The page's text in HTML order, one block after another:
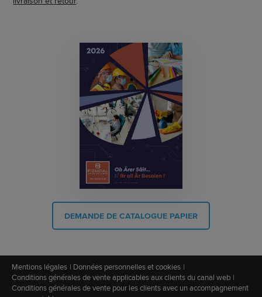
DEMANDE DE CATALOGUE PAPIER
Mentions légales
Données personnelles et cookies
Conditions générales de vente applicables aux clients du canal web
Conditions générales de vente pour les clients avec un accompagnement